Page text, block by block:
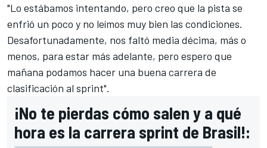
"Lo estábamos intentando, pero creo que la pista se
enfrió un poco y no leímos muy bien las condiciones.
Desafortunadamente, nos faltó media décima, más o
menos, para estar más adelante, pero espero que
mañana podamos hacer una buena carrera de
clasificación al sprint".
¡No te pierdas cómo salen y a qué
hora es la carrera sprint de Brasil!: